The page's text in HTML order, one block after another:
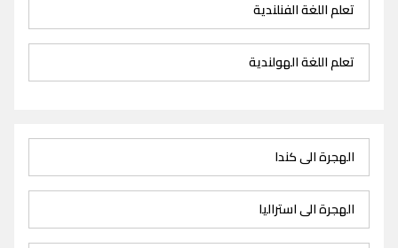
تعلم اللغة الفنلندية
تعلم اللغة الهولندية
الهجرة الى كندا
الهجرة الى استراليا